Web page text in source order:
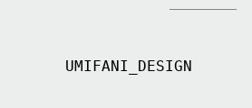
UMIFANI_DESIGN